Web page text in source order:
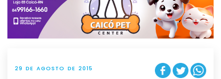
t
i
o
n
29 DE AGOSTO DE 2015